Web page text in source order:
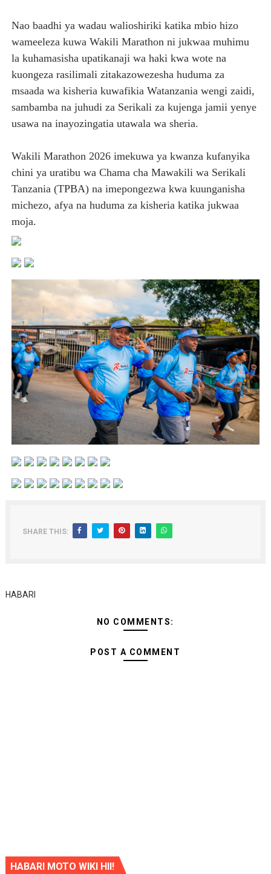
Nao baadhi ya wadau walioshiriki katika mbio hizo
wameeleza kuwa Wakili Marathon ni jukwaa muhimu
la kuhamasisha upatikanaji wa haki kwa wote na
kuongeza rasilimali zitakazowezesha huduma za
msaada wa kisheria kuwafikia Watanzania wengi zaidi,
sambamba na juhudi za Serikali za kujenga jamii yenye
usawa na inayozingatia utawala wa sheria.
Wakili Marathon 2026 imekuwa ya kwanza kufanyika
chini ya uratibu wa Chama cha Mawakili wa Serikali
Tanzania (TPBA) na imepongezwa kwa kuunganisha
michezo, afya na huduma za kisheria katika jukwaa
moja.
SHARE THIS:
HABARI
NO COMMENTS:
POST A COMMENT
HABARI MOTO WIKI HII!